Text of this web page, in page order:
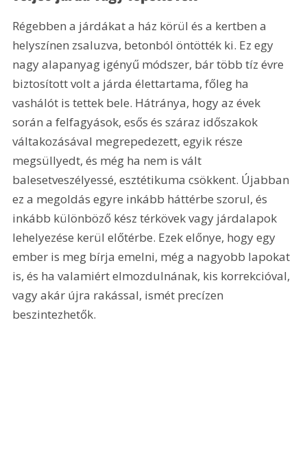
Régebben a járdákat a ház körül és a kertben a
helyszínen zsaluzva, betonból öntötték ki. Ez egy
nagy alapanyag igényű módszer, bár több tíz évre
biztosított volt a járda élettartama, főleg ha
vashálót is tettek bele. Hátránya, hogy az évek
során a felfagyások, esős és száraz időszakok
váltakozásával megrepedezett, egyik része
megsüllyedt, és még ha nem is vált
balesetveszélyessé, esztétikuma csökkent. Újabban
ez a megoldás egyre inkább háttérbe szorul, és
inkább különböző kész térkövek vagy járdalapok
lehelyezése kerül előtérbe. Ezek előnye, hogy egy
ember is meg bírja emelni, még a nagyobb lapokat
is, és ha valamiért elmozdulnának, kis korrekcióval,
vagy akár újra rakással, ismét precízen
beszintezhetők.